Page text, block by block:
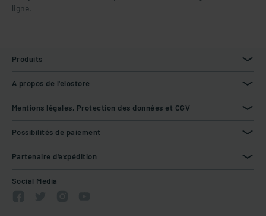
ligne.
Produits
A propos de l'elostore
Mentions légales, Protection des données et CGV
Possibilités de paiement
Partenaire d'expédition
Social Media